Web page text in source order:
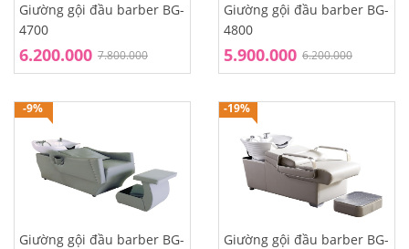
Giường gội đầu barber BG-
4700
7.800.000
6.200.000
Giường gội đầu barber BG-
4800
6.200.000
5.900.000
-9%
Giường gội đầu barber BG-
-19%
Giường gội đầu barber BG-